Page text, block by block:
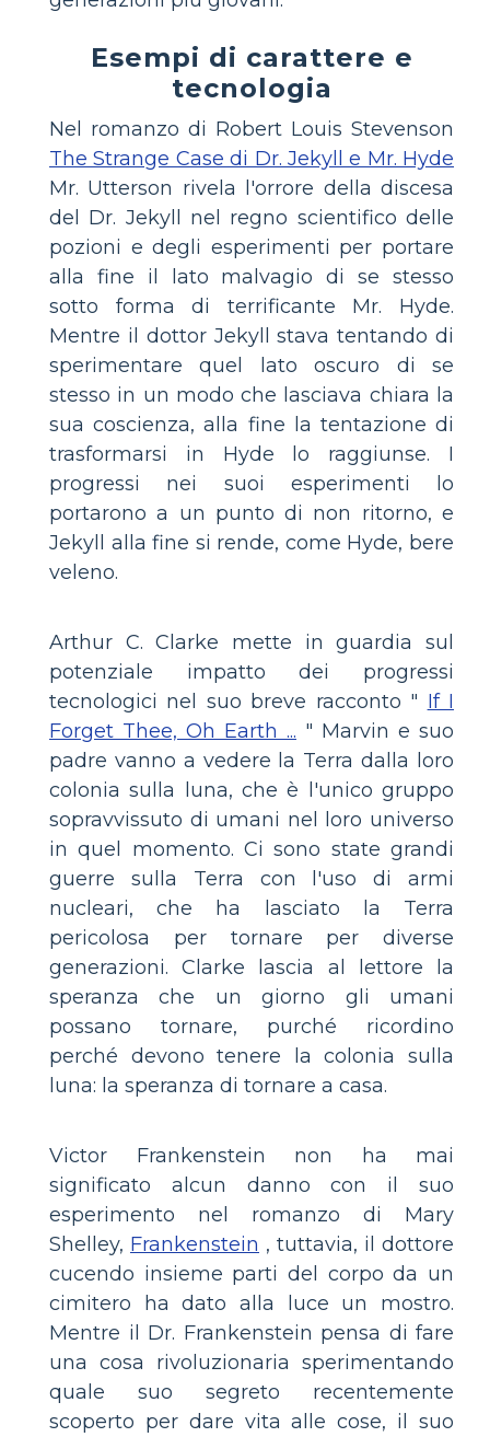
Esempi di carattere e
tecnologia
Nel romanzo di Robert Louis Stevenson
The Strange Case di Dr. Jekyll e Mr. Hyde
Mr. Utterson rivela l'orrore della discesa
del Dr. Jekyll nel regno scientifico delle
pozioni e degli esperimenti per portare
alla fine il lato malvagio di se stesso
sotto forma di terrificante Mr. Hyde.
Mentre il dottor Jekyll stava tentando di
sperimentare quel lato oscuro di se
stesso in un modo che lasciava chiara la
sua coscienza, alla fine la tentazione di
trasformarsi in Hyde lo raggiunse. I
progressi nei suoi esperimenti lo
portarono a un punto di non ritorno, e
Jekyll alla fine si rende, come Hyde, bere
veleno.
Arthur C. Clarke mette in guardia sul
potenziale impatto dei progressi
tecnologici nel suo breve racconto " If I
Forget Thee, Oh Earth ... " Marvin e suo
padre vanno a vedere la Terra dalla loro
colonia sulla luna, che è l'unico gruppo
sopravvissuto di umani nel loro universo
in quel momento. Ci sono state grandi
guerre sulla Terra con l'uso di armi
nucleari, che ha lasciato la Terra
pericolosa per tornare per diverse
generazioni. Clarke lascia al lettore la
speranza che un giorno gli umani
possano tornare, purché ricordino
perché devono tenere la colonia sulla
luna: la speranza di tornare a casa.
Victor Frankenstein non ha mai
significato alcun danno con il suo
esperimento nel romanzo di Mary
Shelley, Frankenstein , tuttavia, il dottore
cucendo insieme parti del corpo da un
cimitero ha dato alla luce un mostro.
Mentre il Dr. Frankenstein pensa di fare
una cosa rivoluzionaria sperimentando
quale suo segreto recentemente
scoperto per dare vita alle cose, il suo